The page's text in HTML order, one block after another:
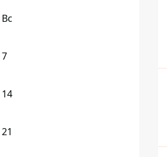
Вс
7
14
21